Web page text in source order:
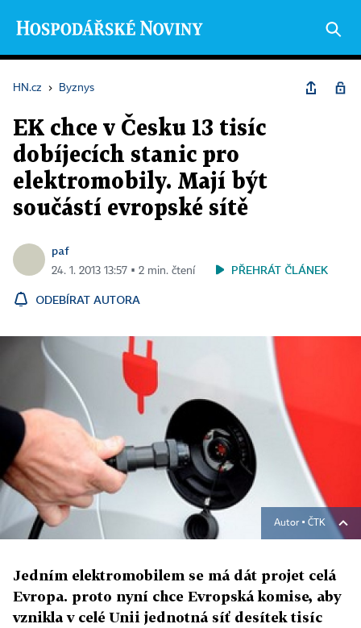
HN.cz › Byznys
EK chce v Česku 13 tisíc
dobíjecích stanic pro
elektromobily. Mají být
součástí evropské sítě
paf
24. 1. 2013 13:57 ▪ 2 min. čtení PŘEHRÁT ČLÁNEK
ODEBÍRAT AUTORA
Autor ▪ ČTK
Jedním elektromobilem se má dát projet celá
Evropa. proto nyní chce Evropská komise, aby
vznikla v celé Unii jednotná síť desítek tisíc